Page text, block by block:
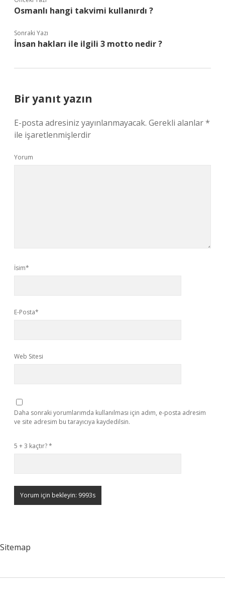
Osmanlı hangi takvimi kullanırdı ?
Sonraki Yazı
İnsan hakları ile ilgili 3 motto nedir ?
Bir yanıt yazın
E-posta adresiniz yayınlanmayacak. Gerekli alanlar*
ile işaretlenmişlerdir
Yorum
İsim*
E-Posta*
Web Sitesi
Daha sonraki yorumlarımda kullanılması için adım, e-posta adresim
ve site adresim bu tarayıcıya kaydedilsin.
5 + 3 kaçtır?*
Sitemap